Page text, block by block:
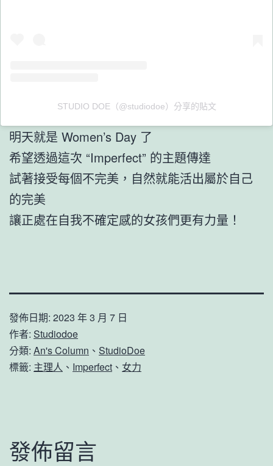
STUDIO DOE（@studiodoe）分享的貼文
明天就是 Women’s Day 了
希望透過這次 “Imperfect” 的主題傳達
試著接受每個不完美，自然就能活出屬於自己
的完美
讓正處在自我不確定感的女孩們更有力量！
發佈日期: 2023 年 3 月 7 日
作者: Studiodoe
分類: An's Column 、 StudioDoe
標籤: 主理人 、 Imperfect 、 女力
發佈留言